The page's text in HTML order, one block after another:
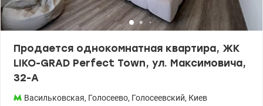
Продается однокомнатная квартира, ЖК
LIKO-GRAD Perfect Town, ул. Максимовича,
32-А
Васильковская, Голосеево, Голосеевский, Киев